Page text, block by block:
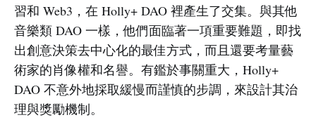
習和 Web3，在 Holly+ DAO 裡產生了交集。與其他
音樂類 DAO 一樣，他們面臨著一項重要難題，即找
出創意決策去中心化的最佳方式，而且還要考量藝
術家的肖像權和名譽。有鑑於事關重大，Holly+
DAO 不意外地採取緩慢而謹慎的步調，來設計其治
理與獎勵機制。